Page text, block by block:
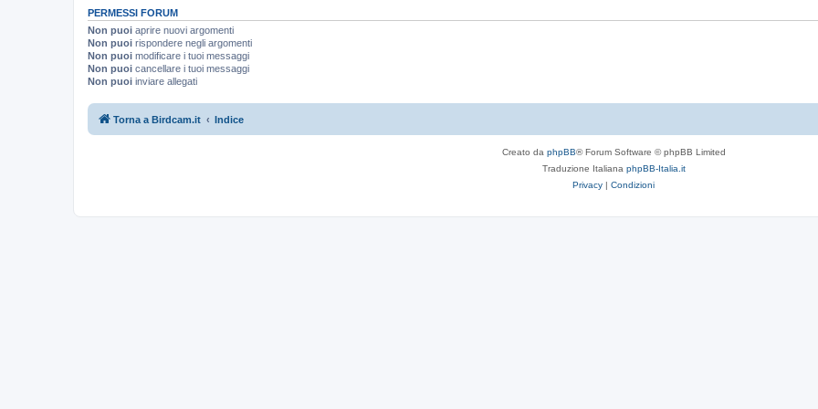
s
PERMESSI FORUM
Non puoi aprire nuovi argomenti
Non puoi rispondere negli argomenti
Non puoi modificare i tuoi messaggi
Non puoi cancellare i tuoi messaggi
Non puoi inviare allegati
Torna a Birdcam.it Indice
Creato da phpBB® Forum Software © phpBB Limited
Traduzione Italiana phpBB-Italia.it
Privacy | Condizioni